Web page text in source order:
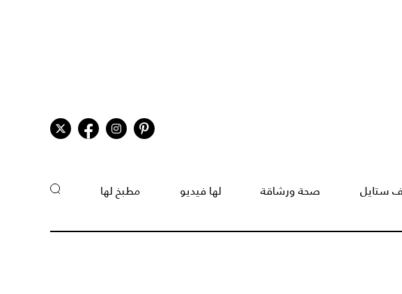
ستايل صحة ورشاقة لها فيديو مطبخ لها